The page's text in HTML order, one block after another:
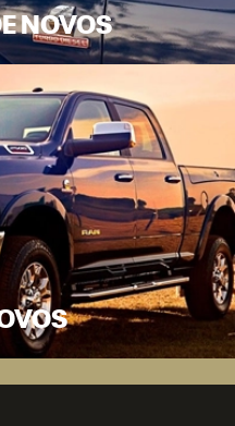
NOVOS